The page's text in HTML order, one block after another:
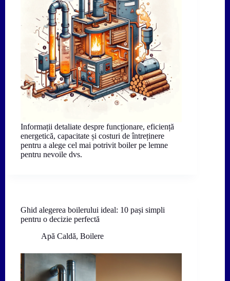
Informații detaliate despre funcționare, eficiență
energetică, capacitate și costuri de întreținere
pentru a alege cel mai potrivit boiler pe lemne
pentru nevoile dvs.
Ghid alegerea boilerului ideal: 10 pași simpli
pentru o decizie perfectă
Apă Caldă, Boilere